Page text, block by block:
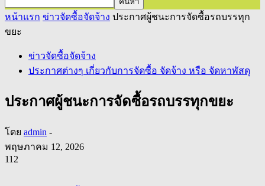
หน้าแรก ข่าวจัดซื้อจัดจ้าง ประกาศผู้ชนะการจัดซื้อรถบรรทุก
ขยะ
ข่าวจัดซื้อจัดจ้าง
ประกาศต่างๆ เกี่ยวกับการจัดซื้อ จัดจ้าง หรือ จัดหาพัสดุ
ประกาศผู้ชนะการจัดซื้อรถบรรทุกขยะ
โดย admin -
พฤษภาคม 12, 2026
112